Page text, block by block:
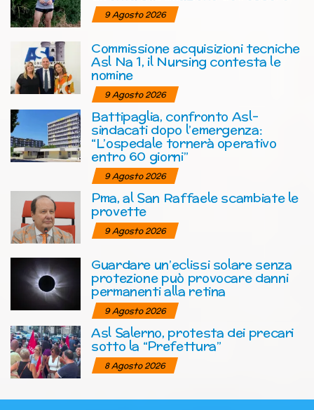
9 Agosto 2026
Commissione acquisizioni tecniche
Asl Na 1, il Nursing contesta le
nomine
9 Agosto 2026
Battipaglia, confronto Asl-
sindacati dopo l’emergenza:
“L’ospedale tornerà operativo
entro 60 giorni”
9 Agosto 2026
Pma, al San Raffaele scambiate le
provette
9 Agosto 2026
Guardare un’eclissi solare senza
protezione può provocare danni
permanenti alla retina
9 Agosto 2026
Asl Salerno, protesta dei precari
sotto la “Prefettura”
8 Agosto 2026